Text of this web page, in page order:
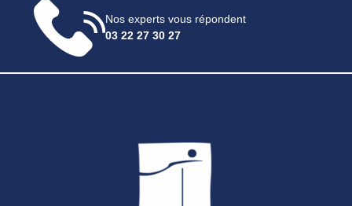
Nos experts vous répondent
03 22 27 30 27